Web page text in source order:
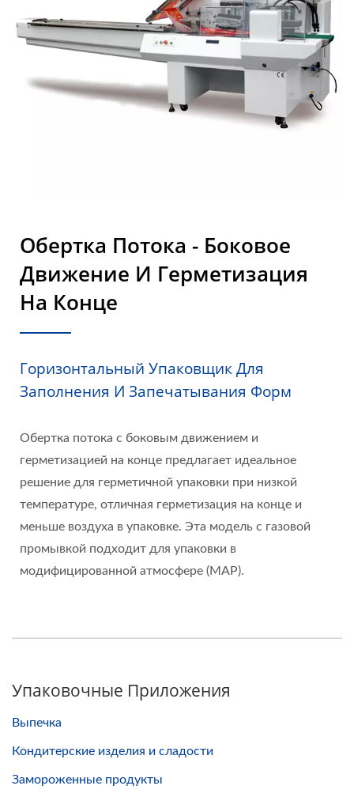
Обертка Потока - Боковое
Движение И Герметизация
На Конце
Горизонтальный Упаковщик Для
Заполнения И Запечатывания Форм
Обертка потока с боковым движением и
герметизацией на конце предлагает идеальное
решение для герметичной упаковки при низкой
температуре, отличная герметизация на конце и
меньше воздуха в упаковке. Эта модель с газовой
промывкой подходит для упаковки в
модифицированной атмосфере (MAP).
Упаковочные Приложения
Выпечка
Кондитерские изделия и сладости
Замороженные продукты